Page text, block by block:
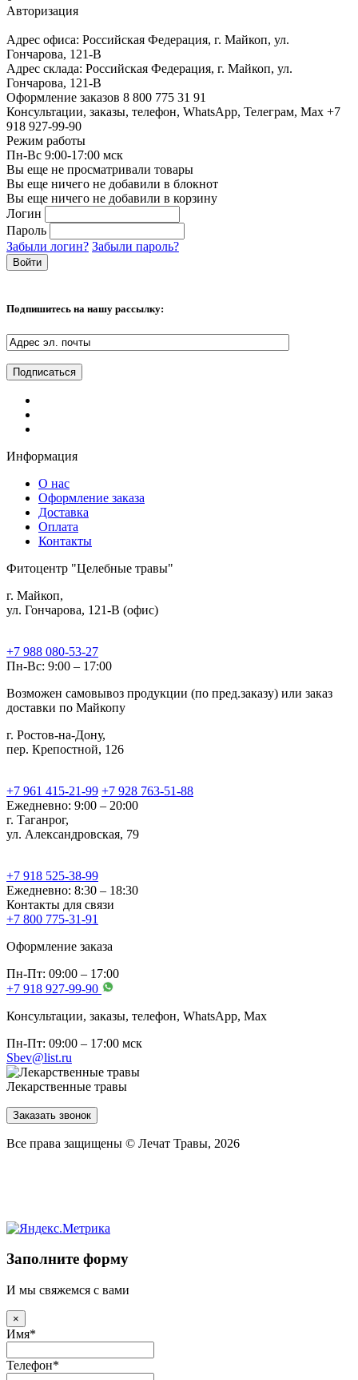
Авторизация
Адрес офиса: Российская Федерация, г. Майкоп, ул.
Гончарова, 121-В
Адрес склада: Российская Федерация, г. Майкоп, ул.
Гончарова, 121-В
Оформление заказов 8 800 775 31 91
Консультации, заказы, телефон, WhatsApp, Телеграм, Мах +7
918 927-99-90
Режим работы
Пн-Вс 9:00-17:00 мск
Вы еще не просматривали товары
Вы еще ничего не добавили в блокнот
Вы еще ничего не добавили в корзину
Логин
Пароль
Забыли логин? Забыли пароль?
Подпишитесь на нашу рассылку:
Информация
О нас
Оформление заказа
Доставка
Оплата
Контакты
Фитоцентр "Целебные травы"
г. Майкоп,
ул. Гончарова, 121-В (офис)
+7 988 080-53-27
Пн-Вс: 9:00 – 17:00
Возможен самовывоз продукции (по пред.заказу) или заказ
доставки по Майкопу
г. Ростов-на-Дону,
пер. Крепостной, 126
+7 961 415-21-99 +7 928 763-51-88
Ежедневно: 9:00 – 20:00
г. Таганрог,
ул. Александровская, 79
+7 918 525-38-99
Ежедневно: 8:30 – 18:30
Контакты для связи
+7 800 775-31-91
Оформление заказа
Пн-Пт: 09:00 – 17:00
+7 918 927-99-90
Консультации, заказы, телефон, WhatsApp, Мах
Пн-Пт: 09:00 – 17:00 мск
Sbev@list.ru
Лекарственные травы
Заказать звонок
Все права защищены © Лечат Травы, 2026
Заполните форму
И мы свяжемся с вами
×
Имя*
Телефон*